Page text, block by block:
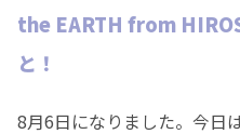
the EARTH from
と！
8月6日になりました。今日